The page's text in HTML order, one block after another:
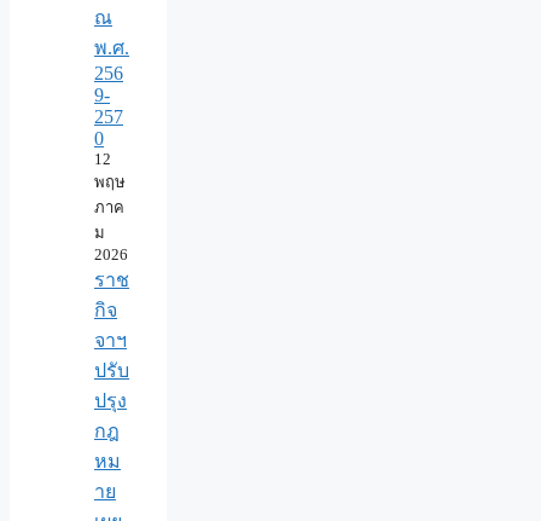
ณ
พ.ศ.
256
9-
257
0
12
พฤษ
ภาค
ม
2026
ราช
กิจ
จาฯ
ปรับ
ปรุง
กฎ
หม
าย